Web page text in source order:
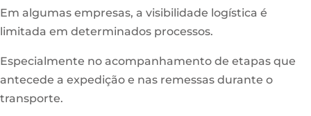
Em algumas empresas, a visibilidade logística é
limitada em determinados processos.
Especialmente no acompanhamento de etapas que
antecede a expedição e nas remessas durante o
transporte.